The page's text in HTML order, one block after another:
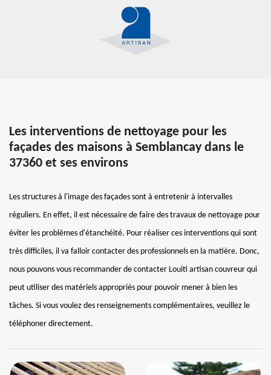
Les interventions de nettoyage pour les
façades des maisons à Semblancay dans le
37360 et ses environs
Les structures à l'image des façades sont à entretenir à intervalles
réguliers. En effet, il est nécessaire de faire des travaux de nettoyage pour
éviter les problèmes d'étanchéité. Pour réaliser ces interventions qui sont
très difficiles, il va falloir contacter des professionnels en la matière. Donc,
nous pouvons vous recommander de contacter Louiti artisan couvreur qui
peut utiliser des matériels appropriés pour pouvoir mener à bien les
tâches. Si vous voulez des renseignements complémentaires, veuillez le
téléphoner directement.